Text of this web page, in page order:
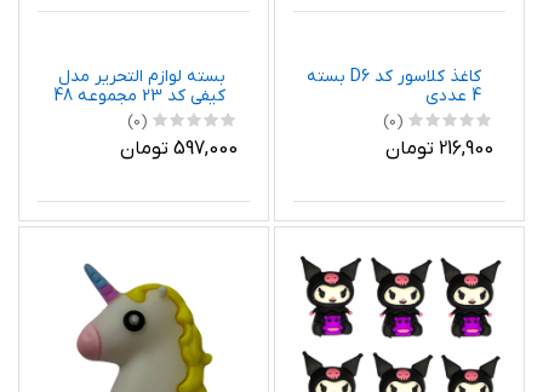
کاغذ کلاسور کد D6 بسته
4 عددی
(0)
216,900 تومان
بسته لوازم التحریر مدل
کیفی کد 23 مجموعه 48
عددی
(0)
597,000 تومان